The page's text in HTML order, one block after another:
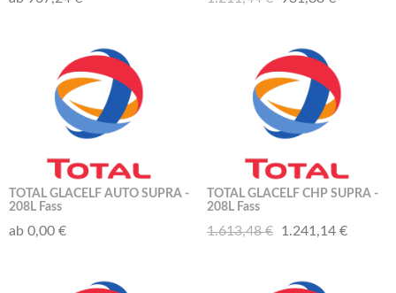
TOTAL GLACELF AUTO SUPRA -
208L Fass
ab 0,00 €
TOTAL GLACELF CHP SUPRA -
208L Fass
1.613,48 € 1.241,14 €